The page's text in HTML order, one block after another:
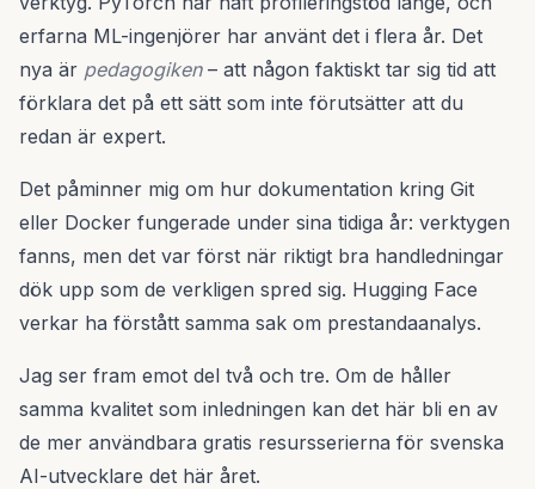
erfarna ML-ingenjörer har använt det i flera år. Det
nya är pedagogiken– att någon faktiskt tar sig tid att
förklara det på ett sätt som inte förutsätter att du
redan är expert.
Det påminner mig om hur dokumentation kring Git
eller Docker fungerade under sina tidiga år: verktygen
fanns, men det var först när riktigt bra handledningar
dök upp som de verkligen spred sig. Hugging Face
verkar ha förstått samma sak om prestandaanalys.
Jag ser fram emot del två och tre. Om de håller
samma kvalitet som inledningen kan det här bli en av
de mer användbara gratis resursserierna för svenska
AI-utvecklare det här året.